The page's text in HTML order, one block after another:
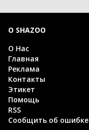
О SHAZOO
О Нас
Главная
Реклама
Контакты
Этикет
Помощь
RSS
Сообщить об ошибке